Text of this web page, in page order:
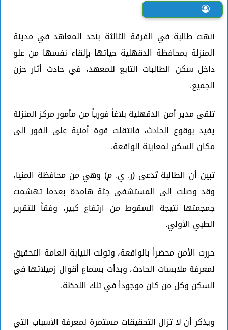
أنهت طالبة في الفرقة الثالثة بأحد المعاهد في مدينة
المنزلة بمحافظة الدقهلية حياتها بإلقاء نفسها من علو
داخل سكن الطالبات التابع للمعهد، في حادث أثار حزن
الجميع.
تلقى مدير أمن الدقهلية بلاغاً فورياً من مأمور مركز المنزلة
يفيد بوقوع الحادث، فانتقلت قوة أمنية على الفور إلى
مكان السكن لمعاينة الواقعة.
تبين أن الطالبة تُدعى (ر. ي. م) وهي من محافظة المنيا،
وقد وصلت إلى المستشفى جثة هامدة بعدما تهشمت
جمجمتها نتيجة السقوط من ارتفاع كبير، وفقاً للتقرير
الطبي الأولي.
حررت الأمن محضراً بالواقعة، وتولت النيابة العامة التحقيق
لمعرفة ملابسات الحادث، وبدأت بسماع أقوال زميلاتها في
السكن وكل من كان موجوداً في تلك اللحظة.
ويذكر أن لا تزال التحقيقات مستمرة لمعرفة الأسباب التي